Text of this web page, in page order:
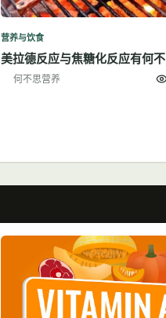
营养与饮食
美拉德反应与焦糖化反应有何不
何不思营养